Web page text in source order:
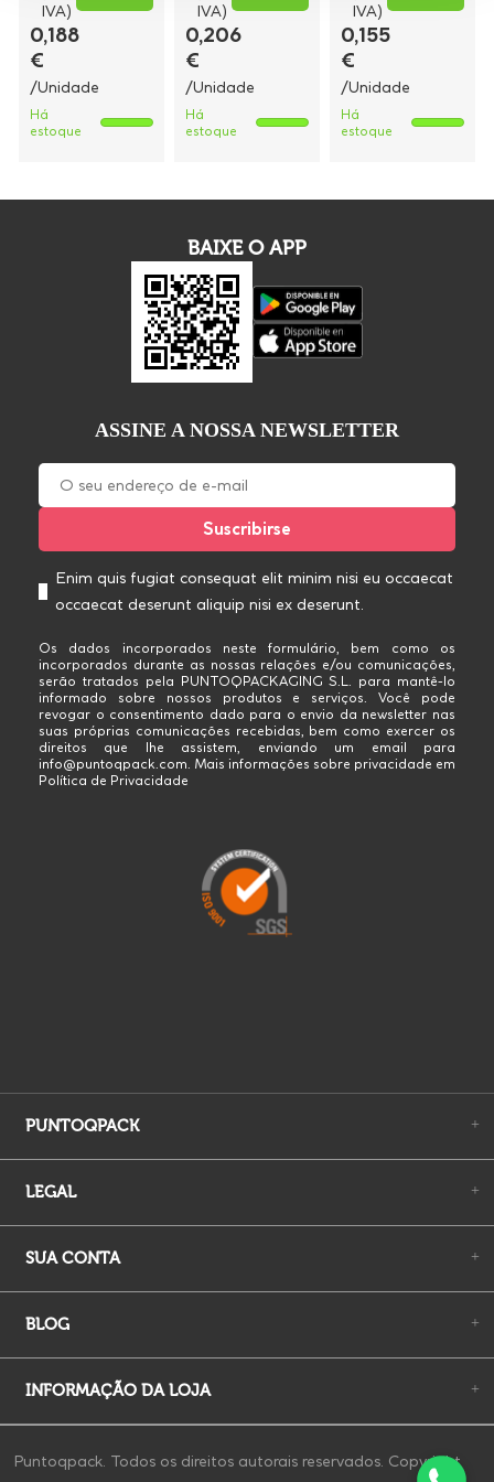
IVA)
0,188
€
/Unidade
Há
estoque
IVA)
0,206
€
/Unidade
Há
estoque
IVA)
0,155
€
/Unidade
Há
estoque
BAIXE O APP
ASSINE A NOSSA NEWSLETTER
Enim quis fugiat consequat elit minim nisi eu occaecat
occaecat deserunt aliquip nisi ex deserunt.
Os dados incorporados neste formulário, bem como os
incorporados durante as nossas relações e/ou comunicações,
serão tratados pela PUNTOQPACKAGING S.L. para mantê-lo
informado sobre nossos produtos e serviços. Você pode
revogar o consentimento dado para o envio da newsletter nas
suas próprias comunicações recebidas, bem como exercer os
direitos que lhe assistem, enviando um email para
info@puntoqpack.com. Mais informações sobre privacidade em
Política de Privacidade
PUNTOQPACK +
LEGAL +
SUA CONTA +
BLOG +
INFORMAÇÃO DA LOJA +
Puntoqpack. Todos os direitos autorais reservados. Copyright